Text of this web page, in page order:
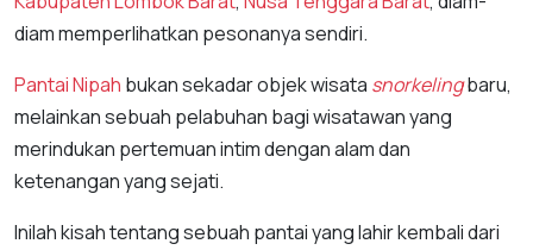
diam memperlihatkan pesonanya sendiri.
Pantai Nipah bukan sekadar objek wisata snorkelingbaru,
melainkan sebuah pelabuhan bagi wisatawan yang
merindukan pertemuan intim dengan alam dan
ketenangan yang sejati.
Inilah kisah tentang sebuah pantai yang lahir kembali dari